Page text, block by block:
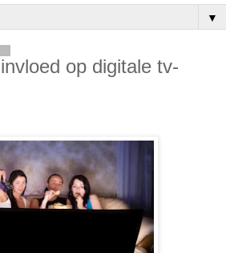
▼
op digitale tv-